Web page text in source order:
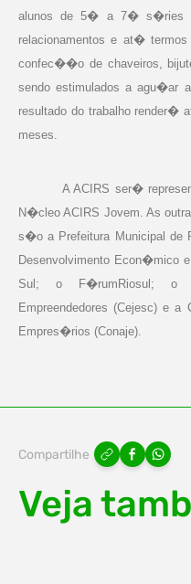
alunos de 5� a 7� s�ries
relacionamentos e at�
confec��o de chaveiros,
sendo estimulados a agu�ar
resultado do trabalho render�
meses.
A ACIRS ser�
N�cleo ACIRS Jovem. As
s�o a Prefeitura Municipal de
Desenvolvimento Econ�mico
Sul; o F�rumRiosul; o
Empreendedores (Cejesc) e
Empres�rios (Conaje).
Compartilhe
Veja